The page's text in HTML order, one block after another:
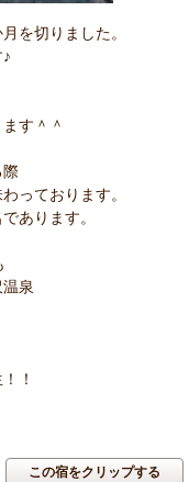
を切りました。
す＾＾
際
っております。
あります。
泉
！
この宿をクリップする